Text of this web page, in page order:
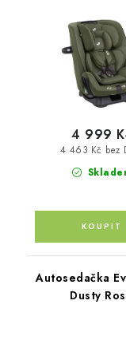
4 463 Kč bez
4 999
Autosedačka
Dusty